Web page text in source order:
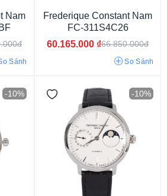
Dây màu vàng
Dây màu đen
Nam
Sánh
Frederique Constant Nam
FC-311S4C26
60.165.000 ₫66.850.000đ
So Sánh
-10% -10%